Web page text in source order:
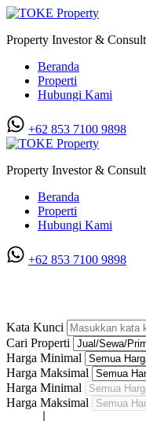
Property Investor &
Beranda
Properti
Hubungi Kami
+62 853 7100 9898‬
Property Investor &
Beranda
Properti
Hubungi Kami
+62 853 7100 9898‬
Kata Kunci
Cari Properti
Harga Minimal
Harga Maksimal
Harga Minimal
Harga Maksimal